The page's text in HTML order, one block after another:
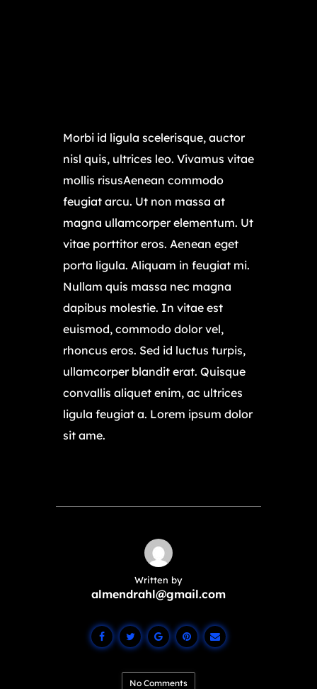
Morbi id ligula scelerisque, auctor
nisl quis, ultrices leo. Vivamus vitae
mollis risusAenean commodo
feugiat arcu. Ut non massa at
magna ullamcorper elementum. Ut
vitae porttitor eros. Aenean eget
porta ligula. Aliquam in feugiat mi.
Nullam quis massa nec magna
dapibus molestie. In vitae est
euismod, commodo dolor vel,
rhoncus eros. Sed id luctus turpis,
ullamcorper blandit erat. Quisque
convallis aliquet enim, ac ultrices
ligula feugiat a. Lorem ipsum dolor
sit ame.
Written by
almendrahl@gmail.com
No Comments